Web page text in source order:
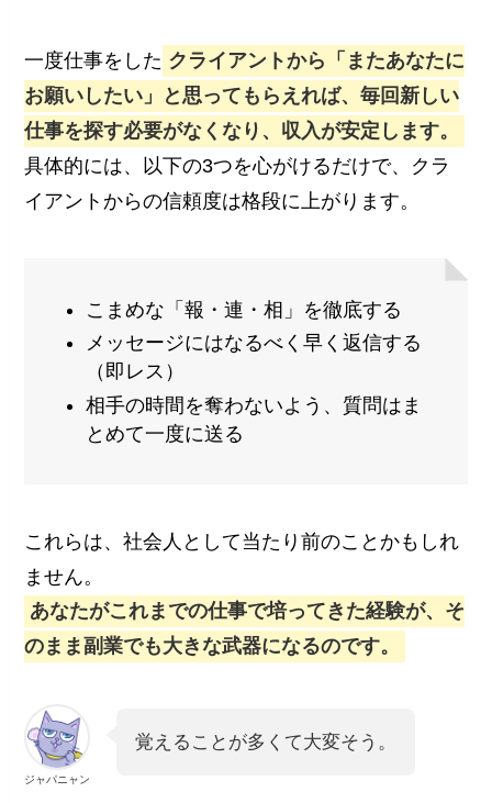
一度仕事をした クライアントから「またあなたに
お願いしたい」と思ってもらえれば、毎回新しい
仕事を探す必要がなくなり、収入が安定します。
具体的には、以下の3つを心がけるだけで、クラ
イアントからの信頼度は格段に上がります。
こまめな「報・連・相」を徹底する
メッセージにはなるべく早く返信する
（即レス）
相手の時間を奪わないよう、質問はま
とめて一度に送る
これらは、社会人として当たり前のことかもしれ
ません。
あなたがこれまでの仕事で培ってきた経験が、そ
のまま副業でも大きな武器になるのです。
ジャパニャン
覚えることが多くて大変そう。